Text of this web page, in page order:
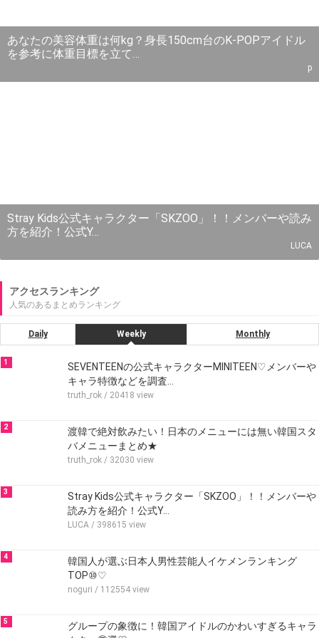
あなたの美容体重は何kg？身長150cm台のK-POPアイドル
を参考に体重目標を立て…
p
Stray Kids公式キャラクター「SKZOO」！！メンバーや読み
方を紹介！公式Y…
LUCA
アクセスランキング
人気のあるまとめランキング
Daily Weekly Monthly
1
SEVENTEENの公式キャラクターMINITEEN♡メンバーや
キャラ特徴などを調査…
truth_rok / 20418 view
2
渡韓で絶対飲みたい！日本のメニューには無い韓国スタ
バメニューまとめ★
truth_rok / 32030 view
3
Stray Kids公式キャラクター「SKZOO」！！メンバーや
読み方を紹介！公式Y…
LUCA / 398615 view
4
韓国人が選ぶ日本人男性芸能人イケメンランキング
TOP⑩♡
noguri / 112554 view
5
グループの象徴に！韓国アイドルのかわいすぎるキャラ